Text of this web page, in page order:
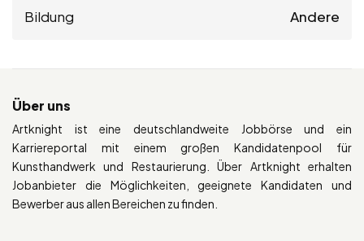
Bildung Andere
Über uns
Artknight ist eine deutschlandweite Jobbörse und ein
Karriereportal mit einem großen Kandidatenpool für
Kunsthandwerk und Restaurierung. Über Artknight erhalten
Jobanbieter die Möglichkeiten, geeignete Kandidaten und
Bewerber aus allen Bereichen zu finden.